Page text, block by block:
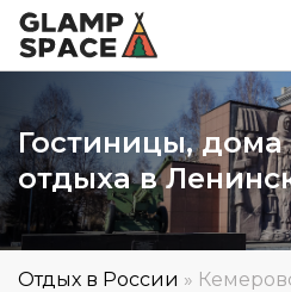
Гостиницы,
отдыха в
Отдых в России »